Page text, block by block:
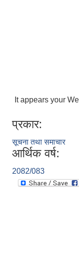
It appears your
प्रकार:
सूचना तथा समाचार
आर्थिक वर्ष:
2082/083